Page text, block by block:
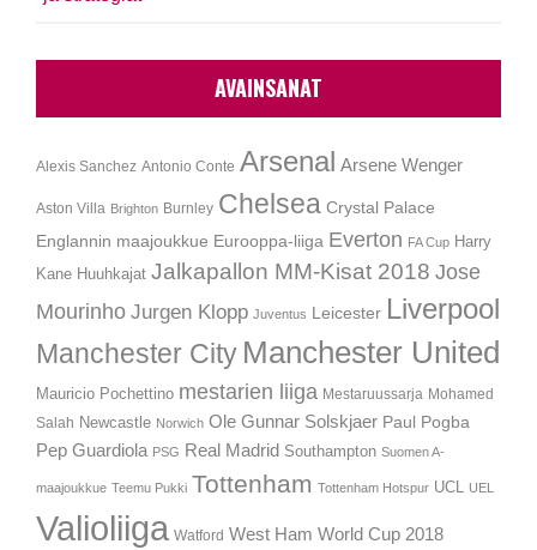
AVAINSANAT
Alexis Sanchez Antonio Conte Arsenal Arsene Wenger
Aston Villa Brighton Burnley Chelsea Crystal Palace
Englannin maajoukkue Eurooppa-liiga Everton FA Cup Harry
Kane Huuhkajat Jalkapallon MM-Kisat 2018 Jose
Mourinho Jurgen Klopp Juventus Leicester Liverpool
Manchester City Manchester United
Mauricio Pochettino mestarien liiga Mestaruussarja Mohamed
Salah Newcastle Norwich Ole Gunnar Solskjaer Paul Pogba
Pep Guardiola PSG Real Madrid Southampton Suomen A-
maajoukkue Teemu Pukki Tottenham Tottenham Hotspur UCL UEL
Valioliiga Watford West Ham World Cup 2018